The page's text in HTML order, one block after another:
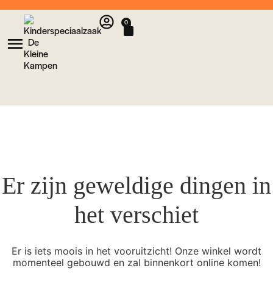
0
Er zijn geweldige dingen in
het verschiet
Er is iets moois in het vooruitzicht! Onze winkel wordt
momenteel gebouwd en zal binnenkort online komen!